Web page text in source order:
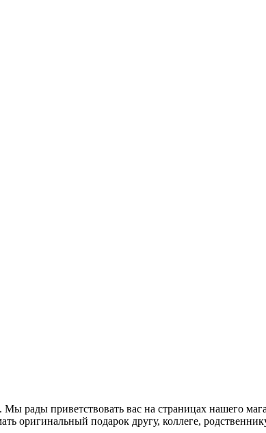
Мы рады приветствовать вас на страницах нашего
оригинальный подарок другу, коллеге,